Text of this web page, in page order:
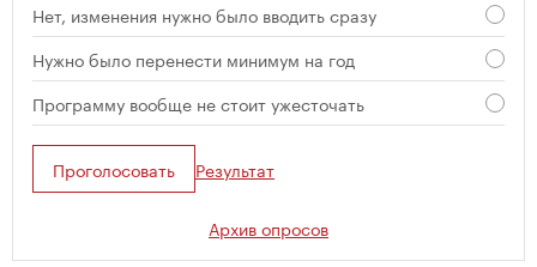
Нет, изменения нужно было вводить сразу
Нужно было перенести минимум на год
Программу вообще не стоит ужесточать
Проголосовать Результат
Архив опросов